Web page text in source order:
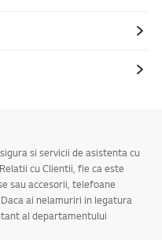
si servicii de asistenta cu
cu Clientii, fie ca este
sau accesorii, telefoane
ai nelamuriri in legatura
al departamentului